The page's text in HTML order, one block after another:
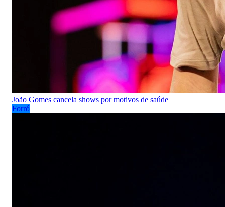
João Gomes cancela shows por motivos de saúde
Forró